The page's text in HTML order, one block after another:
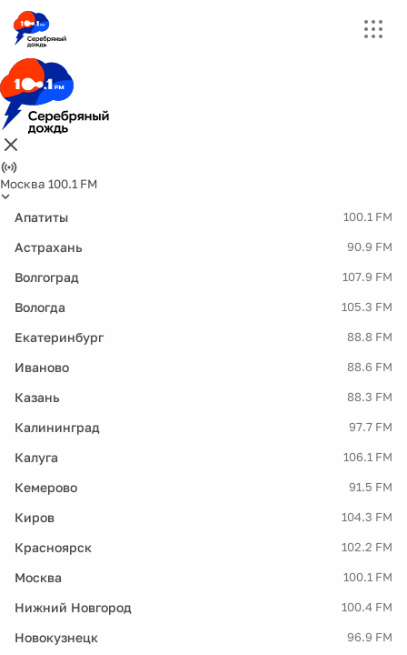
Москва 100.1 FM
Апатиты 100.1 FM
Астрахань 90.9 FM
Волгоград 107.9 FM
Вологда 105.3 FM
Екатеринбург 88.8 FM
Иваново 88.6 FM
Казань 88.3 FM
Калининград 97.7 FM
Калуга 106.1 FM
Кемерово 91.5 FM
Киров 104.3 FM
Красноярск 102.2 FM
Москва 100.1 FM
Нижний Новгород 100.4 FM
Новокузнецк 96.9 FM